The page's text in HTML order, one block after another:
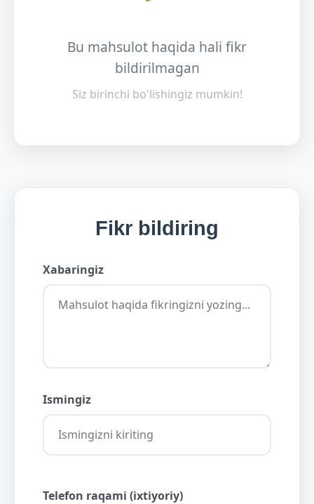
Bu mahsulot haqida hali fikr
bildirilmagan
Siz birinchi bo'lishingiz mumkin!
Fikr bildiring
Xabaringiz
Ismingiz
Telefon raqami (ixtiyoriy)